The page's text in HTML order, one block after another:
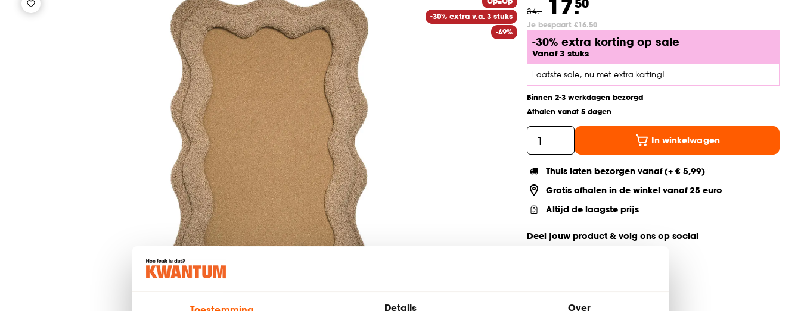
Details Over
-30% extra v.a. 3 stuks
-49%
34.- 17.
Je bespaart €16.50
-30% extra korting op sale
Vanaf 3 stuks
Laatste sale, nu met extra korting!
Binnen 2-3 werkdagen bezorgd
Afhalen vanaf 5 dagen
In winkelwagen
Thuis laten bezorgen vanaf (+ € 5,99)
Gratis afhalen in de winkel vanaf 25 euro
Altijd de laagste prijs
Deel jouw product & volg ons op social